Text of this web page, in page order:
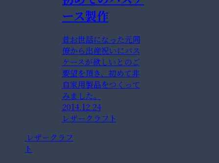
ース製作
昔お世話になった元同
僚から出産祝いにパス
ケースが欲しいとのご
要望を頂き、初めて非
自家用製品をつくって
みました。
2014.12.24
レザークラフト
レザークラフ
ト